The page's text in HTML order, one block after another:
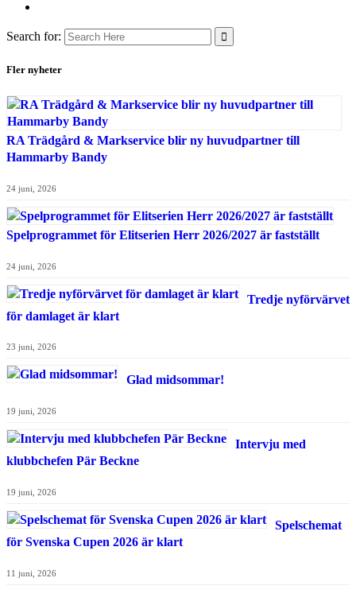
Search for:
Fler nyheter
RA Trädgård & Markservice blir ny huvudpartner till
Hammarby Bandy
24 juni, 2026
Spelprogrammet för Elitserien Herr 2026/2027 är fastställt
24 juni, 2026
Tredje nyförvärvet
för damlaget är klart
23 juni, 2026
Glad midsommar!
19 juni, 2026
Intervju med
klubbchefen Pär Beckne
19 juni, 2026
Spelschemat
för Svenska Cupen 2026 är klart
11 juni, 2026